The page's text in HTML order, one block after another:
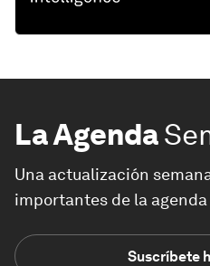
La Agenda
Una actualización
importantes de la
Suscríbete